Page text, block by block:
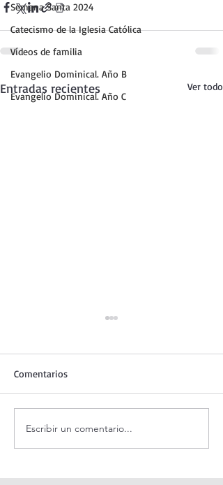
Semana Santa 2024
Catecismo de la Iglesia Católica
Vídeos de familia
Evangelio Dominical. Año B
Evangelio Dominical. Año C
Entradas recientes Ver todo
Evangelio de hoy jueves 6
agosto 2026. La
(Mt 17,1-9)
Comentarios
Escribir un comentario...